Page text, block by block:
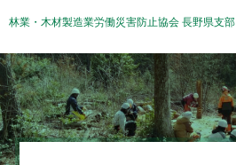
林業・木材製造業労働災害防止協会 長野県支部
HOME
協会概要